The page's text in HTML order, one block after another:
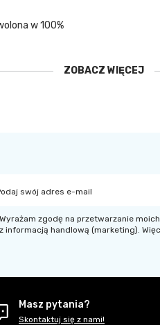
w 100%
ZOBACZ WIĘCEJ
swój adres e-mail
Wyrażam zgodę na przetwarzanie
z informacją handlową (marketing).
Masz pytania?
Skontaktuj się z nami!